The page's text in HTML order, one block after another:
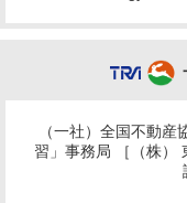
（一社）全国不動
習」事務局 ［（株）